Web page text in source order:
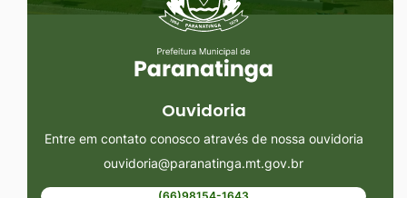
Ouvidoria
Entre em contato conosco através de nossa ouvidoria
ouvidoria@paranatinga.mt.gov.br